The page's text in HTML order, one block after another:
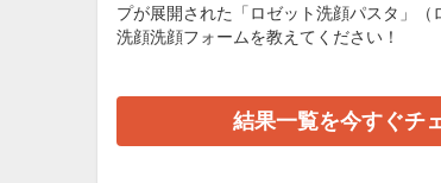
プが展開された「ロゼット洗顔パスタ」
洗顔洗顔フォームを教えてください！
結果一覧を今すぐチ